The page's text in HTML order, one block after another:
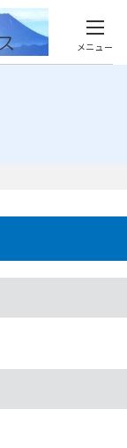
メニュー